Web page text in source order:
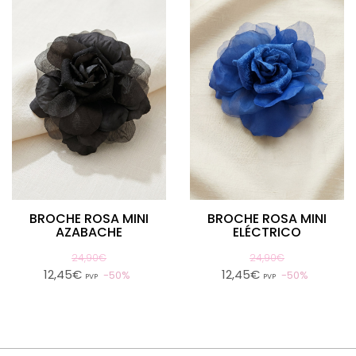
BROCHE ROSA MINI
AZABACHE
24,90€
12,45€ PVP 50%
BROCHE ROSA MINI
ELÉCTRICO
24,90€
12,45€ PVP 50%